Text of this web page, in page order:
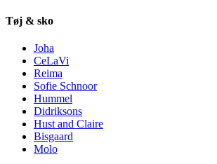
Tøj & sko
Joha
CeLaVi
Reima
Sofie Schnoor
Hummel
Didriksons
Hust and Claire
Bisgaard
Molo